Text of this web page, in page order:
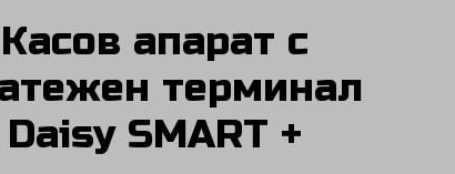
Касов апарат с
терминал
Daisy SMART +